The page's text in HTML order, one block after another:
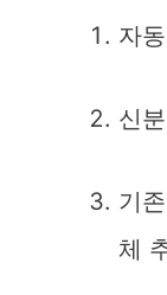
자
신
기
체